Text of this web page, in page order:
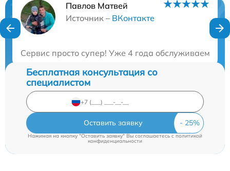
Павлов Матвей
Источник – ВКонтакте
Сервис просто супер! Уже 4 года обслуживаем
Нужна консультация?
Бесплатная консультация со
специалистом
Оставить заявку
Нажимая на кнопку "Оставить заявку" Вы соглашаетесь c политикой
конфиденциальности